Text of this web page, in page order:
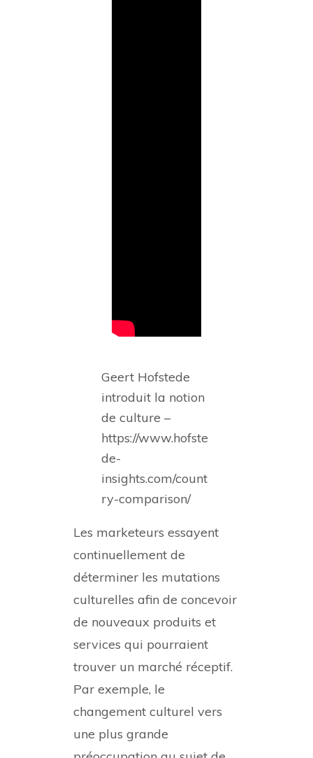
Geert Hofstede
introduit la notion
de culture –
https://www.hofste
de-
insights.com/count
ry-comparison/
Les marketeurs essayent
continuellement de
déterminer les mutations
culturelles afin de concevoir
de nouveaux produits et
services qui pourraient
trouver un marché réceptif.
Par exemple, le
changement culturel vers
une plus grande